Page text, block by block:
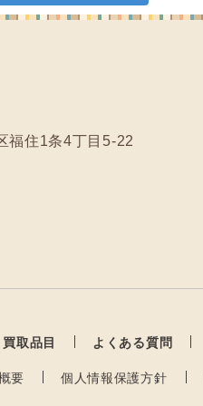
福住1条4丁目5-22
買取品目 よくある質問
要 個人情報保護方針